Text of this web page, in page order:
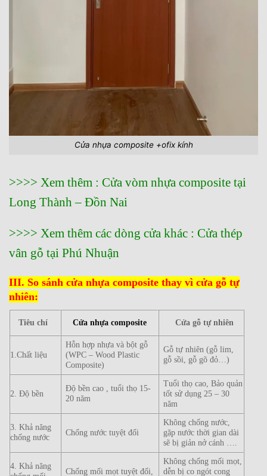
Cửa nhựa composite +ofix kính
>>>> Xem thêm : Cửa vòm nhựa composite tại
Long Thành – Đồn Nai
>>>> Xem thêm các dòng cửa khác : Cửa thép
vân gỗ tại Phú Nhuận
III. So sánh cửa nhựa composite thay vì cửa gỗ tự
nhiên:
Tiêu chí Cửa nhựa composite Cửa gỗ tự nhiên
1.Chất liệu
Hỗn hợp nhựa và bột gỗ
(WPC – Wood Plastic
Composite)
Gỗ tự nhiên (gỗ lim,
gỗ sồi, gỗ gõ đỏ…)
2. Độ bền
Độ bền cao , tuổi thọ 15-
20 năm
Tuổi thọ cao, Bảo quản
tốt sử dụng 25 – 30
năm
3. Khả năng
chống nước
Chống nước tuyệt đối
Không chống nước,
gặp nước thời gian dài
sẽ bị giản nở cánh ….
4. Khả năng
Chống mối mọt tuyệt đối,
Không chống mối mọt,
dễn bị co ngót cong